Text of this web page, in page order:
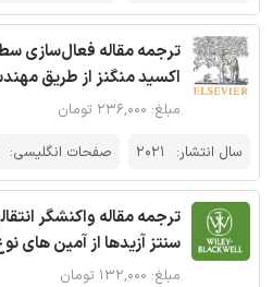
ترجمه مقاله فعال‌سازی
اکسید منگنز از طریق
مبلغ: ۲۳۶,۰۰۰ تومان
سال انتشار:
2021 صفحات انگلیسی:
ترجمه مقاله واکنشگر
سنتز آزیدها از آمین های
مبلغ: ۱۳۲,۰۰۰ تومان